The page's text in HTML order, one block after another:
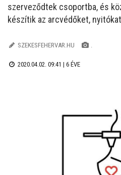
szerveződtek csoportba, és
készítik az arcvédőket,
SZEKESFEHERVAR.HU .
2020.04.02. 09:41 | 6 ÉVE